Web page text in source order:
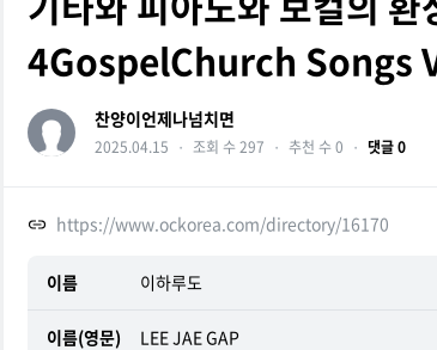
4GospelChurch Songs
찬양이언제나넘치면
2025.04.15 ・ 조회 수 297 ・ 추천 수 0 ・ 댓글 0
https://www.ockorea.com/directory/16170
이름 이하루도
이름(영문) LEE JAE GAP